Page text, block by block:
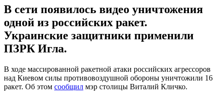
В сети появилось видео уничтожения
одной из российских ракет.
Украинские защитники применили
ПЗРК Игла.
В ходе массированной ракетной атаки российских агрессоров
над Киевом силы противовоздушной обороны уничтожили 16
ракет. Об этом сообщил мэр столицы Виталий Кличко.